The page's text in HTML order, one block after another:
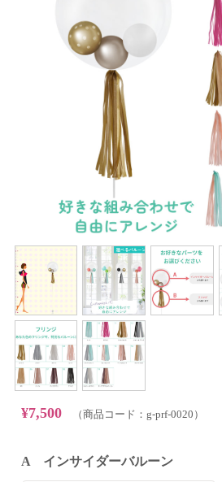
¥7,500（商品コード：g-prf-0020）
A インサイダーバルーン